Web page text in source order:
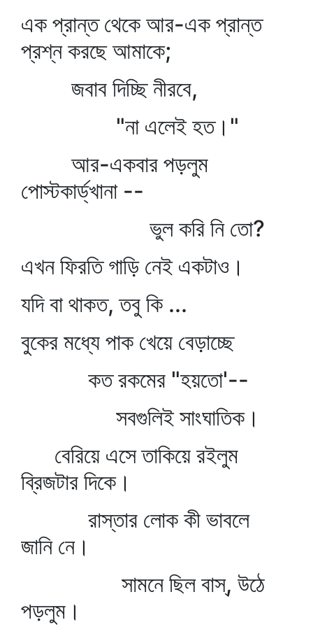
এক প্রান্ত থেকে আর-এক প্রান্ত
প্রশ্ন করছে আমাকে;
জবাব দিচ্ছি নীরবে,
"না এলেই হত।"
আর-একবার পড়লুম
পোস্টকার্ড্‌খানা --
ভুল করি নি তো?
এখন ফিরতি গাড়ি নেই একটাও।
যদি বা থাকত, তবু কি ...
বুকের মধ্যে পাক খেয়ে বেড়াচ্ছে
কত রকমের "হয়তো'--
সবগুলিই সাংঘাতিক।
বেরিয়ে এসে তাকিয়ে রইলুম
ব্রিজটার দিকে।
রাস্তার লোক কী ভাবলে
জানি নে।
সামনে ছিল বাস্‌, উঠে
পড়লুম।